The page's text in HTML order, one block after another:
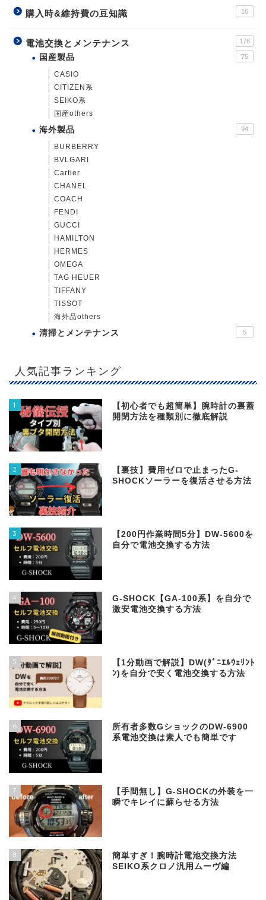
購入時&維持費の豆知識 16
電池交換とメンテナンス 176
国産製品 75
CASIO
CITIZEN系
SEIKO系
国産others
海外製品 94
BURBERRY
BVLGARI
Cartier
CHANEL
COACH
FENDI
GUCCI
HAMILTON
HERMES
OMEGA
TAG HEUER
TIFFANY
TISSOT
海外品others
清掃とメンテナンス 5
人気記事ランキング
1
【初心者でも超簡単】腕時計の裏蓋
開閉方法を種類別に徹底解説
2
【裏技】費用ゼロで止まったG-
SHOCKソーラーを復活させる方法
3
【200円作業時間5分】DW‐5600を
自分で電池交換する方法
4
G-SHOCK【GA-100系】を自分で
激安電池交換する方法
5
【1分動画で解説】DW(ﾀﾞﾆｴﾙｳｪﾘﾝﾄ
ﾝ)を自分で安く電池交換する方法
6
所有者多数GショックのDW-6900
系電池交換は素人でも簡単です
7
【手間無し】G-SHOCKの外装を一
瞬でキレイに蘇らせる方法
8
簡単すぎ！腕時計電池交換方法
SEIKO系クロノ汎用ムーヴ編